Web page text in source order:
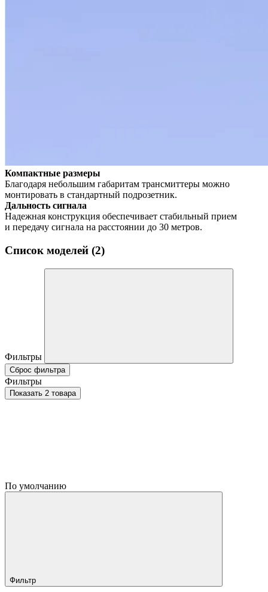
Компактные размеры
Благодаря небольшим габаритам трансмиттеры можно
монтировать в стандартный подрозетник.
Дальность сигнала
Надежная конструкция обеспечивает стабильный прием
и передачу сигнала на расстоянии до 30 метров.
Список моделей (2)
Фильтры
Сброс фильтра
Фильтры
Показать 2 товара
По умолчанию
Фильтр